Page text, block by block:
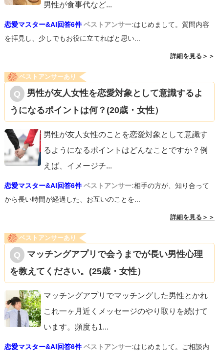
男性が食事代など...
恋愛マスター&AI回答6件 ベストアンサー:はじめまして。質問内容
を拝見し、少しでもお役に立てればと思い...
詳細を見る＞＞
ベストアンサーあり
男性が友人女性を恋愛対象として意識するよ
うになるポイントは何？(20歳・女性）
男性が友人女性のことを恋愛対象として意識す
るようになるポイントはどんなことですか？例
えば、イメージチ...
恋愛マスター&AI回答6件 ベストアンサー:相手の方が、知り合って
から長い時間が経過した、お互いのことを...
詳細を見る＞＞
ベストアンサーあり
マッチングアプリで会うまでが長い男性心理
を教えてください。(25歳・女性）
マッチングアプリでマッチングした男性とかれ
これ一ヶ月近くメッセージのやり取りを続けて
います。頻度も1...
恋愛マスター&AI回答6件 ベストアンサー:はじめまして。ご相談内